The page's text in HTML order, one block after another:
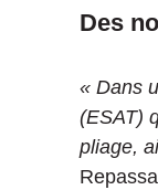
Des
« Dans
(ESAT)
pliage,